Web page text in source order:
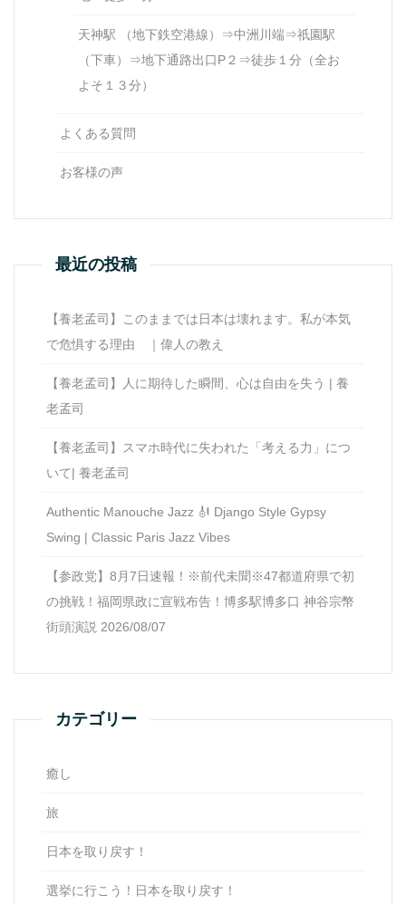
天神駅 （地下鉄空港線）⇒中洲川端⇒祇園駅
（下車）⇒地下通路出口P２⇒徒歩１分（全お
よそ１３分）
よくある質問
お客様の声
最近の投稿
【養老孟司】このままでは日本は壊れます。私が本気
で危惧する理由 ｜偉人の教え
【養老孟司】人に期待した瞬間、心は自由を失う | 養
老孟司
【養老孟司】スマホ時代に失われた「考える力」につ
いて| 養老孟司
Authentic Manouche Jazz 🎻 Django Style Gypsy
Swing | Classic Paris Jazz Vibes
【参政党】8月7日速報！※前代未聞※47都道府県で初
の挑戦！福岡県政に宣戦布告！博多駅博多口 神谷宗幣
街頭演説 2026/08/07
カテゴリー
癒し
旅
日本を取り戻す！
選挙に行こう！日本を取り戻す！